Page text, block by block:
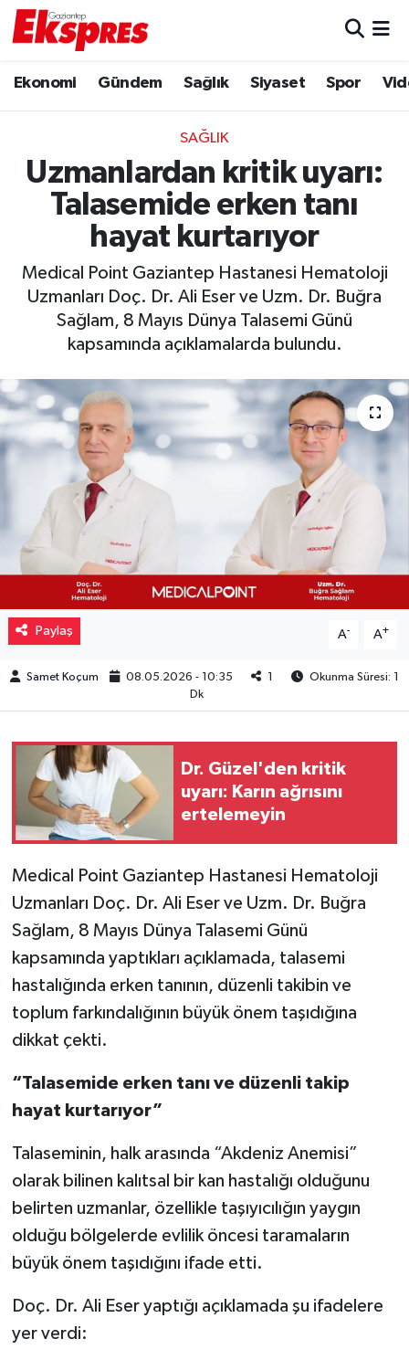
Ekonomi Gündem Sağlık Siyaset Spor
SAĞLIK
Uzmanlardan kritik uyarı:
Talasemide erken tanı
hayat kurtarıyor
Medical Point Gaziantep Hastanesi Hematoloji
Uzmanları Doç. Dr. Ali Eser ve Uzm. Dr. Buğra
Sağlam, 8 Mayıs Dünya Talasemi Günü
kapsamında açıklamalarda bulundu.
Paylaş A- A+
Samet Koçum 08.05.2026 - 10:35 1
Okunma Süresi: 1
Dk
Dr. Güzel'den kritik
uyarı: Karın ağrısını
ertelemeyin
Medical Point Gaziantep Hastanesi Hematoloji
Uzmanları Doç. Dr. Ali Eser ve Uzm. Dr. Buğra
Sağlam, 8 Mayıs Dünya Talasemi Günü
kapsamında yaptıkları açıklamada, talasemi
hastalığında erken tanının, düzenli takibin ve
toplum farkındalığının büyük önem taşıdığına
dikkat çekti.
“Talasemide erken tanı ve düzenli takip
hayat kurtarıyor”
Talaseminin, halk arasında “Akdeniz Anemisi”
olarak bilinen kalıtsal bir kan hastalığı olduğunu
belirten uzmanlar, özellikle taşıyıcılığın yaygın
olduğu bölgelerde evlilik öncesi taramaların
büyük önem taşıdığını ifade etti.
Doç. Dr. Ali Eser yaptığı açıklamada şu ifadelere
yer verdi:
Ekonomi
Gaziantep son dakika
Genel
Haberler
Kültür Sanat
Magazin
Müzik
Piyasa
Resmi İlanlar
Sağlık
Sinemalar
Siyaset
Teknoloji
Türkiye
Yaşam
Yeme-İçme
Trafik Durumu
Puan Durumu ve Fikstür
Tüm Manşetler
Son Dakika Haberleri
Haber Arşivi